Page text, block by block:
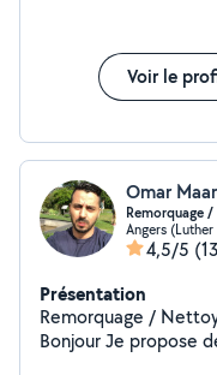
Voir le
Omar
Remorquage
Angers (Luther
4,5/5
Présentation
Remorquage /
Bonjour Je propose des services auto rapides et fiables